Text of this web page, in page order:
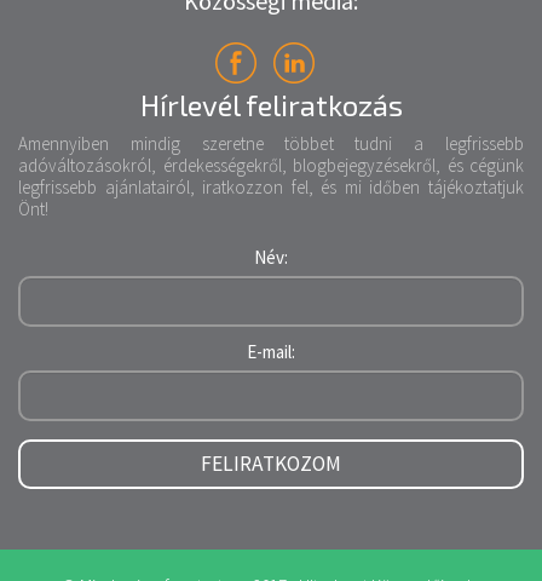
Hírlevél feliratkozás
Amennyiben mindig szeretne többet tudni a legfrissebb
adóváltozásokról, érdekességekről, blogbejegyzésekről, és cégünk
legfrissebb ajánlatairól, iratkozzon fel, és mi időben tájékoztatjuk
Önt!
Név:
E-mail:
FELIRATKOZOM